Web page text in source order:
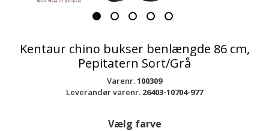
Kentaur chino bukser benlængde 86 cm,
Pepitatern Sort/Grå
Varenr.100309
Leverandør varenr. 26403-10704-977
Vælg farve